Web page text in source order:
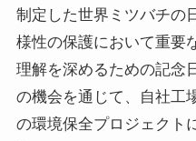
制定した世界ミツバチの
様性の保護において重要
理解を深めるための記念
の機会を通じて、自社工
の環境保全プロジェクト